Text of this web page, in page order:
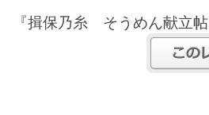
『揖保乃糸 そうめん献立